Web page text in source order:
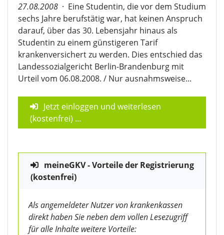
27.08.2008 · Eine Studentin, die vor dem Studium
sechs Jahre berufstätig war, hat keinen Anspruch
darauf, über das 30. Lebensjahr hinaus als
Studentin zu einem günstigeren Tarif
krankenversichert zu werden. Dies entschied das
Landessozialgericht Berlin-Brandenburg mit
Urteil vom 06.08.2008. / Nur ausnahmsweise...
Jetzt einloggen und weiterlesen
(kostenfrei) ...
meineGKV - Vorteile der Registrierung
(kostenfrei)
Als angemeldeter Nutzer von krankenkassen
direkt haben Sie neben dem vollen Lesezugriff
für alle Inhalte weitere Vorteile: